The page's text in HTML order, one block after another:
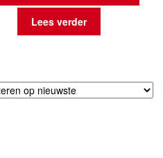
Lees verder